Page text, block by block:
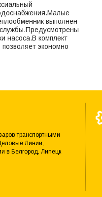
выполнен
службы.Предусмотрены
насоса.В комплект
экономно
транспортными
Линии,
в Белгород, Липецк